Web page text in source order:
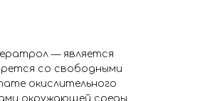
— является
со свободными
окислительного
окружающей среды.